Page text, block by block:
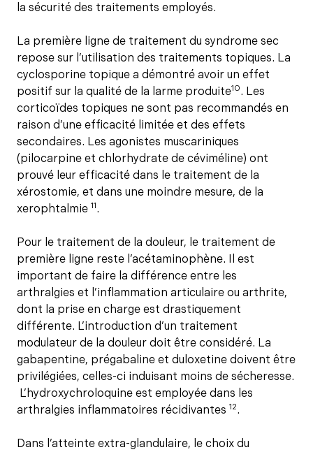
la sécurité des traitements employés.
La première ligne de traitement du syndrome sec
repose sur l’utilisation des traitements topiques. La
cyclosporine topique a démontré avoir un effet
positif sur la qualité de la larme produite10. Les
corticoïdes topiques ne sont pas recommandés en
raison d’une efficacité limitée et des effets
secondaires. Les agonistes muscariniques
(pilocarpine et chlorhydrate de céviméline) ont
prouvé leur efficacité dans le traitement de la
xérostomie, et dans une moindre mesure, de la
xerophtalmie 11.
Pour le traitement de la douleur, le traitement de
première ligne reste l’acétaminophène. Il est
important de faire la différence entre les
arthralgies et l’inflammation articulaire ou arthrite,
dont la prise en charge est drastiquement
différente. L’introduction d’un traitement
modulateur de la douleur doit être considéré. La
gabapentine, prégabaline et duloxetine doivent être
privilégiées, celles-ci induisant moins de sécheresse.
L’hydroxychroloquine est employée dans les
arthralgies inflammatoires récidivantes 12.
Dans l’atteinte extra-glandulaire, le choix du